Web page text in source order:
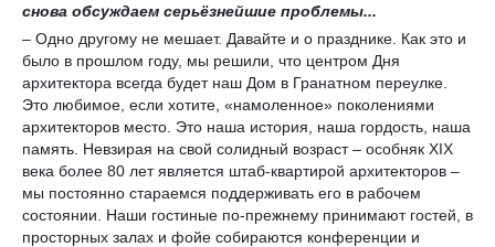
снова обсуждаем серьёзнейшие проблемы...
– Одно другому не мешает. Давайте и о празднике. Как это и
было в прошлом году, мы решили, что центром Дня
архитектора всегда будет наш Дом в Гранатном переулке.
Это любимое, если хотите, «намоленное» поколениями
архитекторов место. Это наша история, наша гордость, наша
память. Невзирая на свой солидный возраст – особняк XIX
века более 80 лет является штаб-квартирой архитекторов –
мы постоянно стараемся поддерживать его в рабочем
состоянии. Наши гостиные по-прежнему принимают гостей, в
просторных залах и фойе собираются конференции и